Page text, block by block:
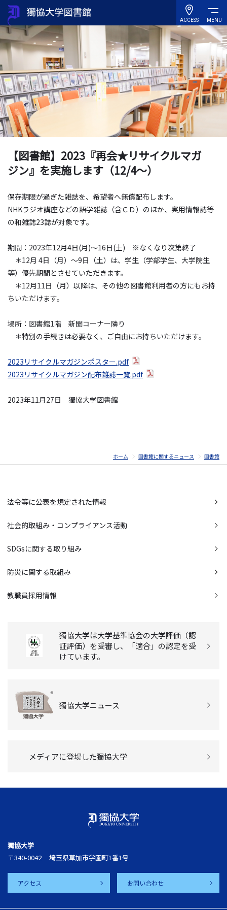
ACCESS MENU
【図書館】2023『再会★リサイクルマガ
ジン』を実施します（12/4～）
保存期限が過ぎた雑誌を、希望者へ無償配布します。
NHKラジオ講座などの語学雑誌（含ＣＤ）のほか、実用情報誌等
の和雑誌23誌が対象です。
期間：2023年12月4日(月)～16日(土) ※なくなり次第終了
＊12月 4日（月）～9日（土）は、学生（学部学生、大学院生
等）優先期間とさせていただきます。
＊12月11日（月）以降は、その他の図書館利用者の方にもお持
ちいただけます。
場所：図書館1階 新聞コーナー隣り
＊特別の手続きは必要なく、ご自由にお持ちいただけます。
2023リサイクルマガジンポスター.pdf
2023リサイクルマガジン配布雑誌一覧.pdf
2023年11月27日 獨協大学図書館
ホーム 図書館に関するニュース 図書館
法令等に公表を規定された情報
社会的取組み・コンプライアンス活動
SDGsに関する取り組み
防災に関する取組み
教職員採用情報
獨協大学は大学基準協会の大学評価（認
証評価）を受審し、「適合」の認定を受
けています。
獨協大学ニュース
メディアに登場した獨協大学
獨協大学
〒340-0042
埼玉県草加市学園町1番1号
アクセス お問い合わせ